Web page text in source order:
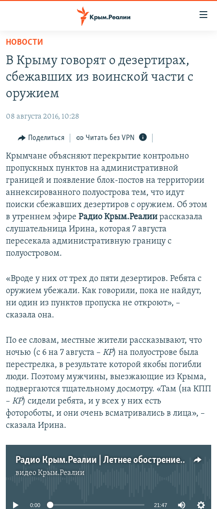
Вернуться
основному
содержанию
главной
навигации
Вернутся
поиску
СПЕЦПРОЕКТЫ
11 ЛЕТ ОККУПАЦИИ КРЫМА. 11 ИСТОРИЙ СОПРОТИВЛЕНИЯ
ЕЩЕ
ИНТЕРАКТИВ
ИНФОГРАФИКА
ТЕЛЕПРОЕКТ КРЫМ.РЕАЛИИ
СОВЕТЫ ПРАВОЗАЩИТНИКОВ
ПРОПАВШИЕ БЕЗ ВЕСТИ
ПОБЕДИТЕЛЕЙ НЕ СУДЯТ?
КРЫМ.НЕПОКОРЕННЫЙ
УКРАИНСКАЯ ПРОБЛЕМА КРЫМА
РАДІО СВОБОДА
КАК ОБОЙТИ БЛОКИРОВКУ
Українською
Qırımtatar
ПРИСОЕДИНЯЙТЕСЬ!
Все сайты RFE/RL
НОВОСТИ
В Крыму говорят о дезертирах,
сбежавших из воинской части с
оружием
08 августа 2016, 10:28
Поделиться Читать без VPN
Крымчане объясняют перекрытие контрольно
пропускных пунктов на административной
границей и появление блок-постов на территории
аннексированного полуострова тем, что идут
поиски сбежавших дезертиров с оружием. Об этом
в утреннем эфире Радио Крым.Реалии рассказала
слушательница Ирина, которая 7 августа
пересекала административную границу с
полуостровом.
«Вроде у них от трех до пяти дезертиров. Ребята с
оружием убежали. Как говорили, пока не найдут,
ни один из пунктов пропуска не откроют», –
сказала она.
По ее словам, местные жители рассказывают, что
ночью (с 6 на 7 августа – КР) на полуострове была
перестрелка, в результате которой якобы погибли
люди. Поэтому мужчины, выезжающие из Крыма,
подвергаются тщательному досмотру. «Там (на КПП
– КР) сидели ребята, и у всех у них есть
фотороботы, и они очень всматривались в лица», –
сказала Ирина.
Радио Крым.Реалии | Летнее обострение. Что стоит за российской военной активностью на полуострове
видеоКрым.Реалии
No media source currently available
0:00 21:47